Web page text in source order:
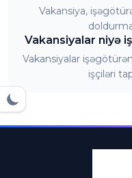
Vakansiya,
Vakansiyalar niyə
Vakansiyalar
işçiləri